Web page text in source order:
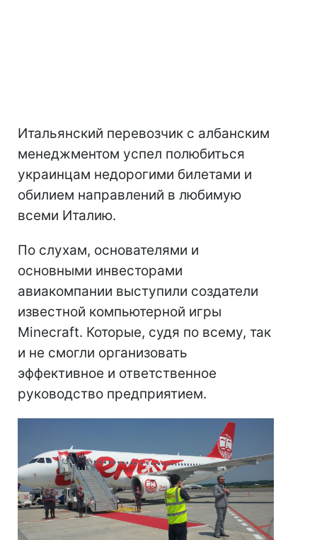
Итальянский перевозчик с албанским
менеджментом успел полюбиться
украинцам недорогими билетами и
обилием направлений в любимую
всеми Италию.
По слухам, основателями и
основными инвесторами
авиакомпании выступили создатели
известной компьютерной игры
Minecraft. Которые, судя по всему, так
и не смогли организовать
эффективное и ответственное
руководство предприятием.